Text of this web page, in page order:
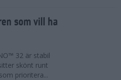
som vill ha
32 är stabil
skönt runt
prioritera...